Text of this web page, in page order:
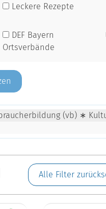
Leckere Rezepte
DEF Bayern
Ortsverbände
(vb) ∗
Alle Filter